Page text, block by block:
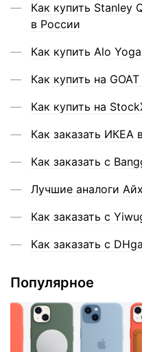
Как купить Stanley
в России
Как купить Alo
Как купить на
Как купить на
Как заказать ИКЕА
Как заказать с
Лучшие аналоги
Как заказать с
Как заказать с
Популярное